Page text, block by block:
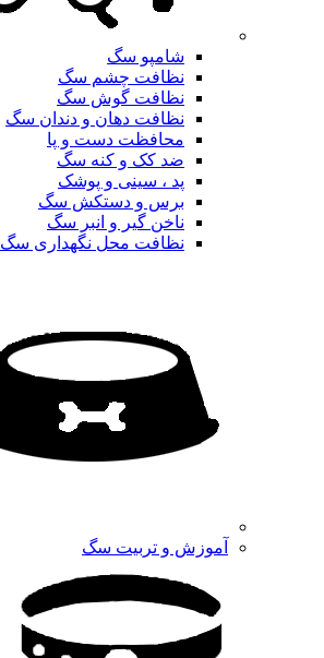
شامپو سگ
نظافت چشم سگ
نظافت گوش سگ
نظافت دهان و دندان سگ
محافظت دست و پا
ضد کک و کنه سگ
پد ، سینی و پوشک
برس و دستکش سگ
ناخن گیر و انبر سگ
نظافت محل نگهداری سگ
آموزش و تربیت سگ